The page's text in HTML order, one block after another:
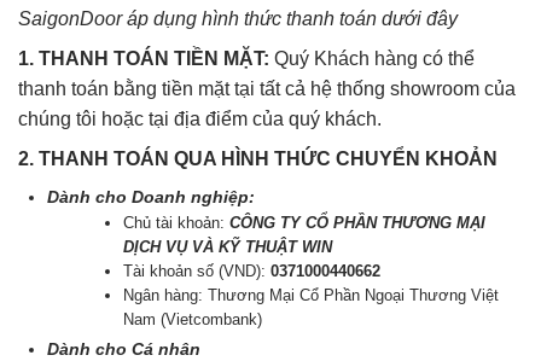
SaigonDoor áp dụng hình thức thanh toán dưới đây
1. THANH TOÁN TIỀN MẶT: Quý Khách hàng có thể
thanh toán bằng tiền mặt tại tất cả hệ thống showroom của
chúng tôi hoặc tại địa điểm của quý khách.
2. THANH TOÁN QUA HÌNH THỨC CHUYỂN KHOẢN
Dành cho Doanh nghiệp:
Chủ tài khoản:CÔNG TY CỔ PHẦN THƯƠNG MẠI
DỊCH VỤ VÀ KỸ THUẬT WIN
Tài khoản số (VND):0371000440662
Ngân hàng: Thương Mại Cổ Phần Ngoại Thương Việt
Nam (Vietcombank)
Dành cho Cá nhân